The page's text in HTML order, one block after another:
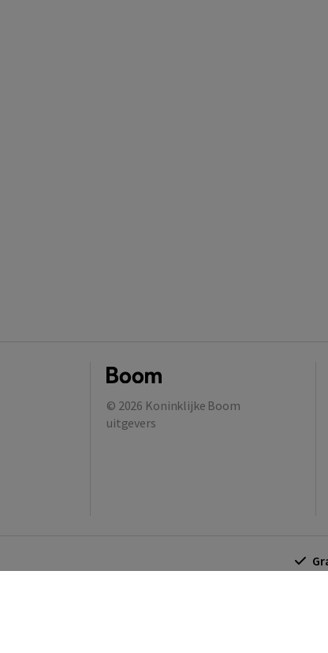
© 2026 Koninklijke Boom
uitgevers